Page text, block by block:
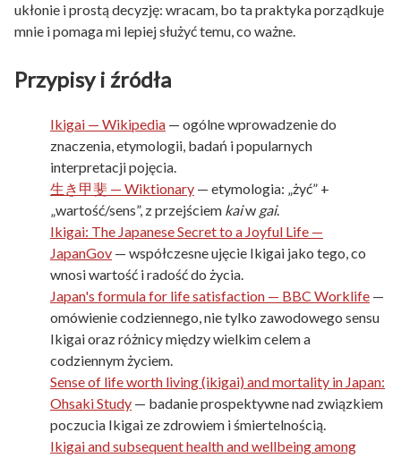
ukłonie i prostą decyzję: wracam, bo ta praktyka porządkuje
mnie i pomaga mi lepiej służyć temu, co ważne.
Przypisy i źródła
Ikigai — Wikipedia — ogólne wprowadzenie do
znaczenia, etymologii, badań i popularnych
interpretacji pojęcia.
生き甲斐 — Wiktionary — etymologia: „żyć” +
„wartość/sens”, z przejściem kaiw gai.
Ikigai: The Japanese Secret to a Joyful Life —
JapanGov — współczesne ujęcie Ikigai jako tego, co
wnosi wartość i radość do życia.
Japan's formula for life satisfaction — BBC Worklife —
omówienie codziennego, nie tylko zawodowego sensu
Ikigai oraz różnicy między wielkim celem a
codziennym życiem.
Sense of life worth living (ikigai) and mortality in Japan:
Ohsaki Study — badanie prospektywne nad związkiem
poczucia Ikigai ze zdrowiem i śmiertelnością.
Ikigai and subsequent health and wellbeing among